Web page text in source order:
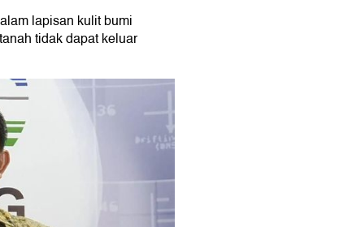
lapisan kulit bumi
tidak dapat keluar